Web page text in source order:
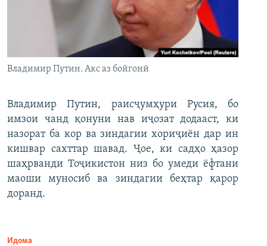
Владимир Путин. Акс аз бойгонӣ
Владимир Путин, раисҷумҳури Русия, бо
имзои чанд қонуни нав иҷозат додааст, ки
назорат ба кор ва зиндагии хориҷиён дар ин
кишвар сахттар шавад. Ҷое, ки садҳо ҳазор
шаҳрванди Тоҷикистон низ бо умеди ёфтани
маоши муносиб ва зиндагии беҳтар қарор
доранд.
Идома